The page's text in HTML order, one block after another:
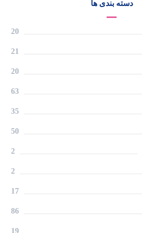
دسته بندی ها
20
21
20
63
35
50
2
2
17
86
19